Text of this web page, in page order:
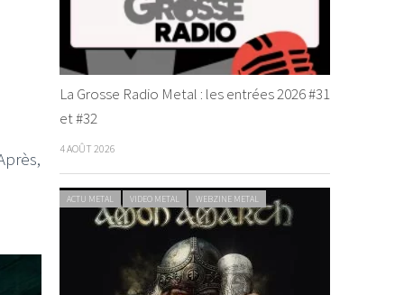
La Grosse Radio Metal : les entrées 2026 #31
et #32
4 AOÛT 2026
ACTU METAL VIDEO METAL WEBZINE METAL